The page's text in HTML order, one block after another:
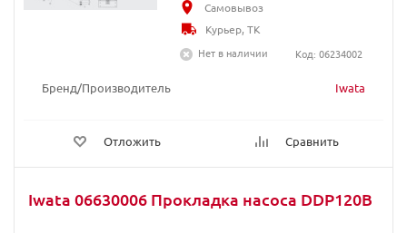
Бренд/Производитель Iwata
Отложить Сравнить
Самовывоз
Курьер, ТК
Нет в наличии
Код: 06234002
Iwata 06630006 Прокладка насоса DDP120B